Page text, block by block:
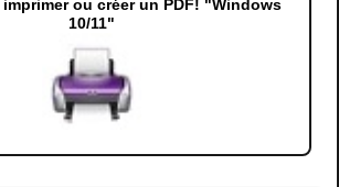
ou créer un PDF! "Windows
10/11"